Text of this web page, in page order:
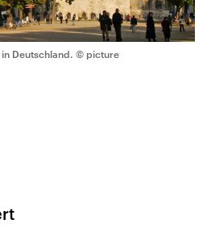
Deutschland. © picture